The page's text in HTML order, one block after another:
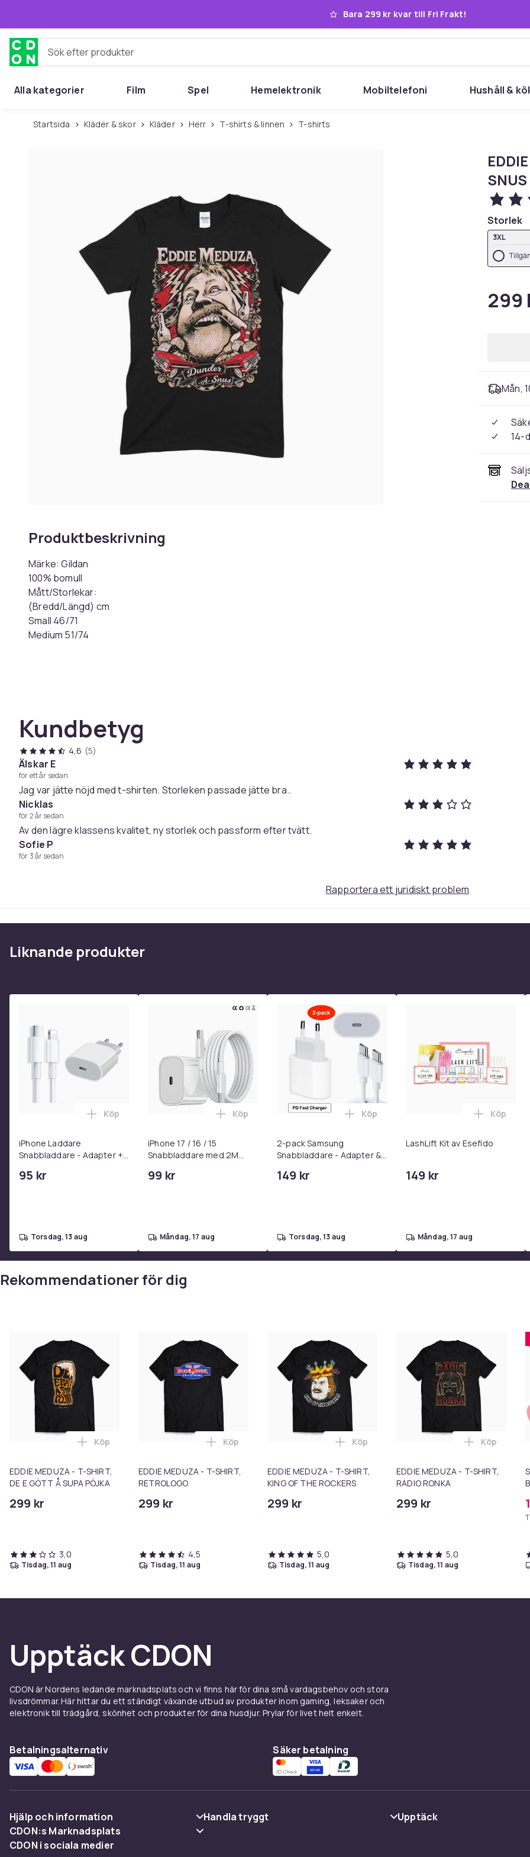
Bara 299 kr kvar till Fri Frakt!
Sök efter produkter
Alla kategorier Film Spel Hemelektronik Mobiltelefoni Hushåll &
Startsida Kläder & skor Kläder Herr T-shirts & linnen T-shirts
Produktbeskrivning
Märke: Gildan
100% bomull
Mått/Storlekar:
(Bredd/Längd) cm
Small 46/71
Medium 51/74
5XL 80/92
Artikel.nr.
f8aef06c-8a0d-4c16-9ed4-498aa6dafb37
Produktsäkerhetsinformation
Kundbetyg
4,6 (5)
Älskar E
för ett år sedan
Jag var jätte nöjd med t-shirten. Storleken passade jätte bra..
Nicklas
för 2 år sedan
Av den lägre klassens kvalitet, ny storlek och passform efter tvätt.
Sofie P
för 3 år sedan
SNUS
Storlek
3XL
299
Mån,
14-
Rapportera ett juridiskt problem
Liknande produkter
iPhone Laddare
Snabbladdare - Adapter +
C 2m
95 kr
Lägg till iPhone Laddare Snabbladdare - Adapter + Kabel 25W lightning - USB-C 2m i varukorgen
Köp
torsdag, 13 aug
iPhone 17 / 16 / 15
Snabbladdare med 2M
99 kr
Lägg till iPhone 17 / 16 / 15 Snabbladdare med 2M USB-C till USB-C
Köp
måndag, 17 aug
2-pack Samsung
Snabbladdare - Adapter &
149 kr
Lägg till 2-pack Samsung
Köp
torsdag, 13 aug
LashLift Kit av Esefido
149 kr
Lägg till
Köp
måndag, 17 aug
Rekommendationer för dig
EDDIE MEDUZA - T-SHIRT,
DE E GÖTT Å SUPA PÖJKA
299 kr
Lägg till EDDIE MEDUZA - T-SHIRT, DE E GÖTT Å SUPA PÖJKA i varukorgen
Köp
3,0
tisdag, 11 aug
EDDIE MEDUZA - T-SHIRT,
RETROLOGO
299 kr
Lägg till EDDIE MEDUZA - T-SHIRT, RETROLOGO i varukorgen
Köp
4,5
tisdag, 11 aug
EDDIE MEDUZA - T-SHIRT,
KING OF THE ROCKERS
299 kr
Lägg till EDDIE MEDUZA - T-SHIRT, KING
Köp
5,0
tisdag, 11 aug
EDDIE MEDUZA - T-SHIRT,
RADIO RONKA
299 kr
Lägg till
Köp
5,0
tisdag, 11 aug
Upptäck CDON
CDON är Nordens ledande marknadsplats och vi finns här för dina små vardagsbehov och stora
livsdrömmar. Här hittar du ett ständigt växande utbud av produkter inom gaming, leksaker och
elektronik till trädgård, skönhet och produkter för dina husdjur. Prylar för livet helt enkelt.
Betalningsalternativ Säker betalning
Hjälp och information
Vanliga frågor
Handla tryggt
Upptäck
CDON:s Marknadsplats
Sälj på CDON
CDON i sociala medier